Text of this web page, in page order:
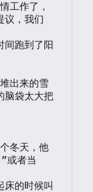
议，我们
间跑到了阳
脑袋太大把
或者当
床的时候叫